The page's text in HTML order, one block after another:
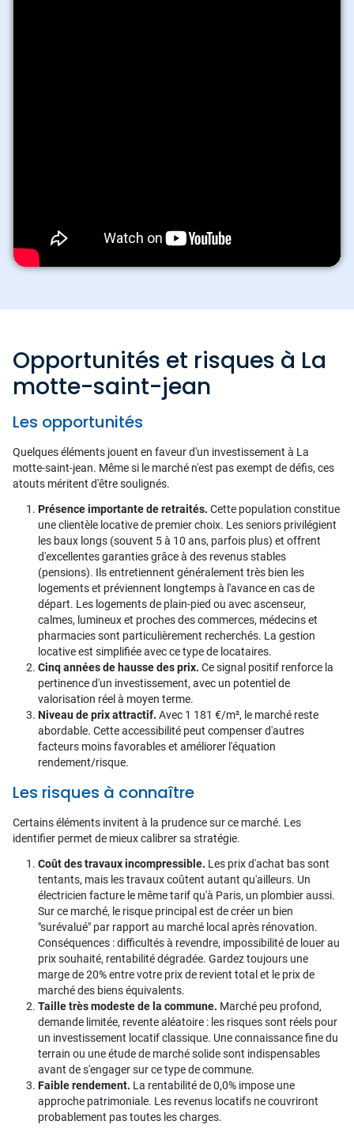
Opportunités et risques à La
motte-saint-jean
Les opportunités
Quelques éléments jouent en faveur d'un investissement à La
motte-saint-jean. Même si le marché n'est pas exempt de défis, ces
atouts méritent d'être soulignés.
Présence importante de retraités. Cette population constitue
une clientèle locative de premier choix. Les seniors privilégient
les baux longs (souvent 5 à 10 ans, parfois plus) et offrent
d'excellentes garanties grâce à des revenus stables
(pensions). Ils entretiennent généralement très bien les
logements et préviennent longtemps à l'avance en cas de
départ. Les logements de plain-pied ou avec ascenseur,
calmes, lumineux et proches des commerces, médecins et
pharmacies sont particulièrement recherchés. La gestion
locative est simplifiée avec ce type de locataires.
Cinq années de hausse des prix. Ce signal positif renforce la
pertinence d'un investissement, avec un potentiel de
valorisation réel à moyen terme.
Niveau de prix attractif. Avec 1 181 €/m², le marché reste
abordable. Cette accessibilité peut compenser d'autres
facteurs moins favorables et améliorer l'équation
rendement/risque.
Les risques à connaître
Certains éléments invitent à la prudence sur ce marché. Les
identifier permet de mieux calibrer sa stratégie.
Coût des travaux incompressible. Les prix d'achat bas sont
tentants, mais les travaux coûtent autant qu'ailleurs. Un
électricien facture le même tarif qu'à Paris, un plombier aussi.
Sur ce marché, le risque principal est de créer un bien
"surévalué" par rapport au marché local après rénovation.
Conséquences : difficultés à revendre, impossibilité de louer au
prix souhaité, rentabilité dégradée. Gardez toujours une
marge de 20% entre votre prix de revient total et le prix de
marché des biens équivalents.
Taille très modeste de la commune. Marché peu profond,
demande limitée, revente aléatoire : les risques sont réels pour
un investissement locatif classique. Une connaissance fine du
terrain ou une étude de marché solide sont indispensables
avant de s'engager sur ce type de commune.
Faible rendement. La rentabilité de 0,0% impose une
approche patrimoniale. Les revenus locatifs ne couvriront
probablement pas toutes les charges.